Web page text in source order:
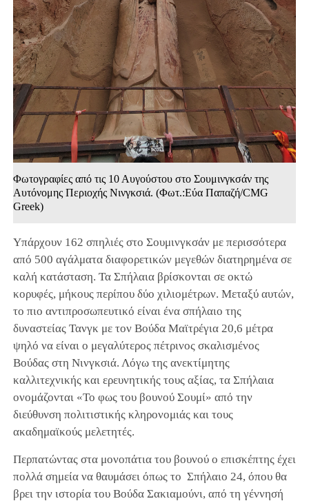
Φωτογραφίες από τις 10 Αυγούστου στο Σουμινγκσάν της
Αυτόνομης Περιοχής Νινγκσιά. (Φωτ.:Εύα Παπαζή/CMG
Greek)
Υπάρχουν 162 σπηλιές στο Σουμινγκσάν με περισσότερα
από 500 αγάλματα διαφορετικών μεγεθών διατηρημένα σε
καλή κατάσταση. Τα Σπήλαια βρίσκονται σε οκτώ
κορυφές, μήκους περίπου δύο χιλιομέτρων. Μεταξύ αυτών,
το πιο αντιπροσωπευτικό είναι ένα σπήλαιο της
δυναστείας Τανγκ με τον Βούδα Μαϊτρέγια 20,6 μέτρα
ψηλό να είναι ο μεγαλύτερος πέτρινος σκαλισμένος
Βούδας στη Νινγκσιά. Λόγω της ανεκτίμητης
καλλιτεχνικής και ερευνητικής τους αξίας, τα Σπήλαια
ονομάζονται «Το φως του βουνού Σουμί» από την
διεύθυνση πολιτιστικής κληρονομιάς και τους
ακαδημαϊκούς μελετητές.
Περπατώντας στα μονοπάτια του βουνού ο επισκέπτης έχει
πολλά σημεία να θαυμάσει όπως το Σπήλαιο 24, όπου θα
βρει την ιστορία του Βούδα Σακιαμούνι, από τη γέννησή